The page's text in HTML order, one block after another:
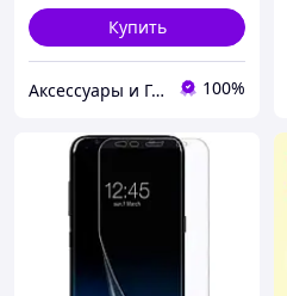
Купить
Аксессуары и Гаджеты 100%